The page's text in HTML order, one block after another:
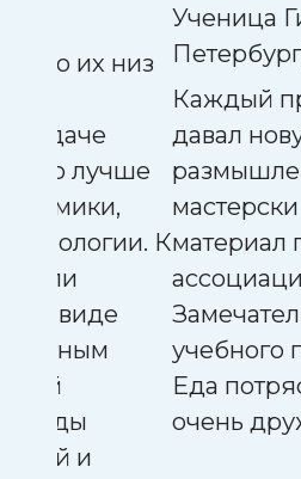
Ученица Гимназии
Петербург)
Каждый
давал новую пищу
размышлений!
мастерски
материал
ассоциации для
Замечательная
учебного процесса,
Еда потрясающая,
очень дружный!